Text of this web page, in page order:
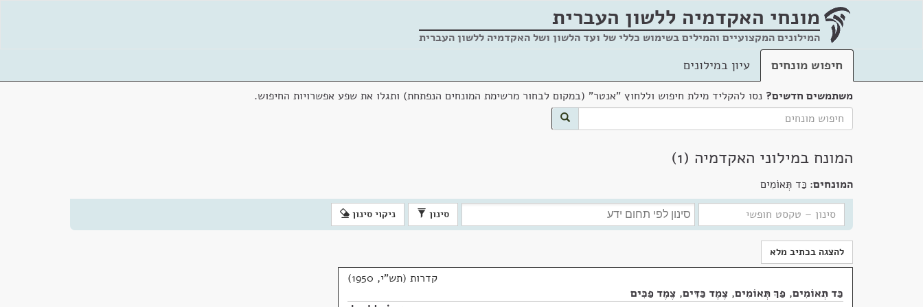
מונחי האקדמיה ללשון העברית
המילונים המקצועיים והמילים בשימוש כללי של ועד הלשון ושל האקדמיה ללשון העברית
חיפוש מונחים עיון במילונים
משתמשים חדשים? נסו להקליד מילת חיפוש וללחוץ "אנטר" (במקום לבחור מרשימת המונחים הנפתחת) ותגלו את שפע אפשרויות החיפוש.
המונח במילוני האקדמיה (1)
המונחים: כַּד תְּאוֹמִים
סינון ניקוי סינון
להצגה בכתיב מלא
קדרות (תש"י, 1950)
כַּד תְּאוֹמִים, פַּךְ תְּאוֹמִים, צֶמֶד כַּדִּים, צֶמֶד פַּכִּים